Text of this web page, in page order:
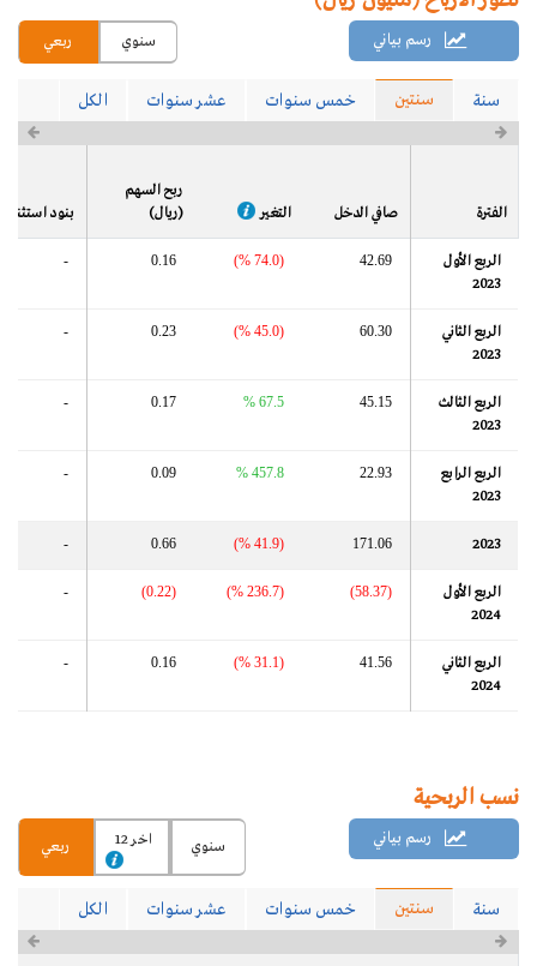
رسم بياني ربعي سنوي
سنة سنتين خمس سنوات عشر سنوات الكل
الفترة صافي الدخل التغير
ربح السهم
(ريال)
بنود
الربع الأول
2023
42.69
(74.0 %)
0.16
-
الربع الثاني
2023
60.30
(45.0 %)
0.23
-
الربع الثالث
2023
45.15
67.5 %
0.17
-
الربع الرابع
2023
22.93
457.8 %
0.09
-
2023
171.06
(41.9 %)
0.66
-
الربع الأول
2024
(58.37)
(236.7 %)
(0.22)
-
الربع الثاني
2024
41.56
(31.1 %)
0.16
-
نسب الربحية
رسم بياني ربعي اخر 12 سنوي
سنة سنتين خمس سنوات عشر سنوات الكل